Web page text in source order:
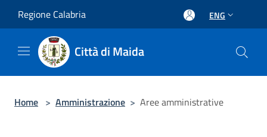
Regione Calabria ENG
Città di Maida
Home > Amministrazione > Aree amministrative